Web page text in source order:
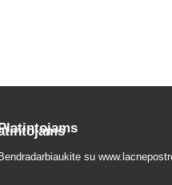
Bendradarbiaukite su